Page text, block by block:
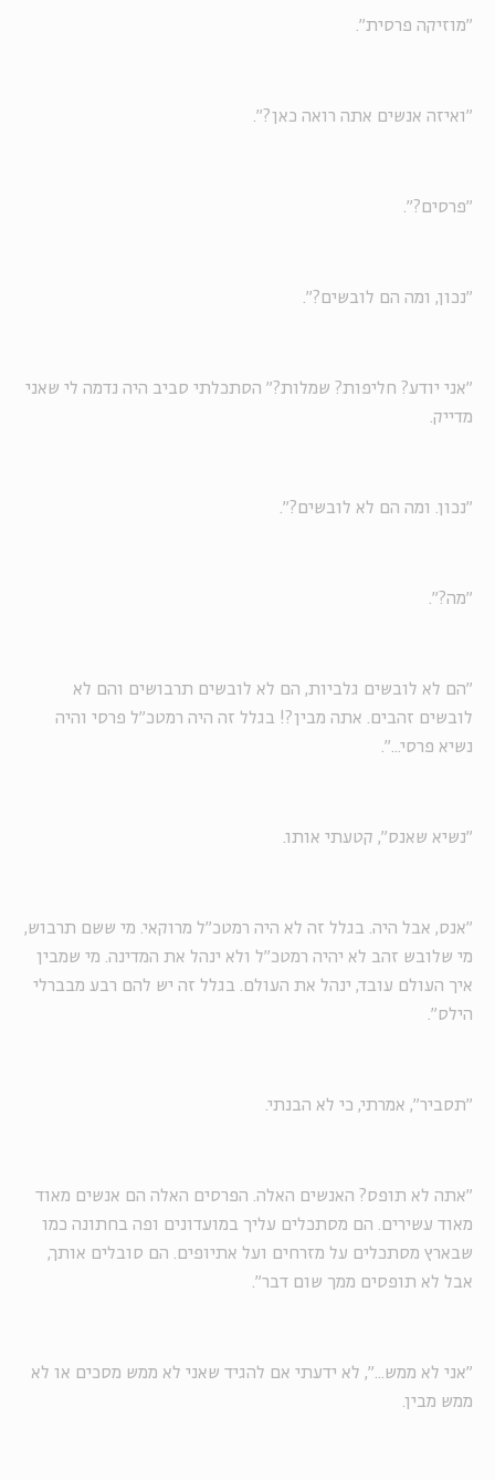
"מוזיקה פרסית".
"ואיזה אנשים אתה רואה כאן?".
"פרסים?".
"נכון, ומה הם לובשים?".
"אני יודע? חליפות? שמלות?" הסתכלתי סביב היה נדמה לי שאני
מדייק.
"נכון. ומה הם לא לובשים?".
"מה?".
"הם לא לובשים גלביות, הם לא לובשים תרבושים והם לא
לובשים זהבים. אתה מבין?! בגלל זה היה רמטכ"ל פרסי והיה
נשיא פרסי...".
"נשיא שאנס", קטעתי אותו.
"אנס, אבל היה. בגלל זה לא היה רמטכ"ל מרוקאי. מי ששם תרבוש,
מי שלובש זהב לא יהיה רמטכ"ל ולא ינהל את המדינה. מי שמבין
איך העולם עובד, ינהל את העולם. בגלל זה יש להם רבע מבברלי
הילס".
"תסביר", אמרתי, כי לא הבנתי.
"אתה לא תופס? האנשים האלה. הפרסים האלה הם אנשים מאוד
מאוד עשירים. הם מסתכלים עליך במועדונים ופה בחתונה כמו
שבארץ מסתכלים על מזרחים ועל אתיופים. הם סובלים אותך,
אבל לא תופסים ממך שום דבר".
"אני לא ממש...", לא ידעתי אם להגיד שאני לא ממש מסכים או לא
ממש מבין.